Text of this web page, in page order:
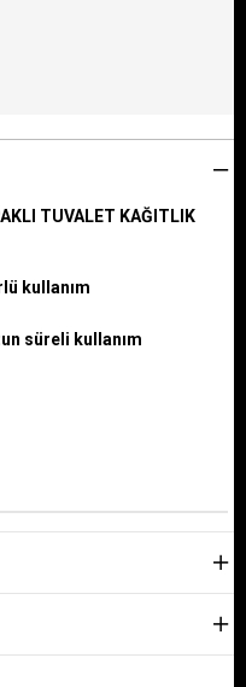
TUVALET KAĞITLIK
kullanım
süreli kullanım